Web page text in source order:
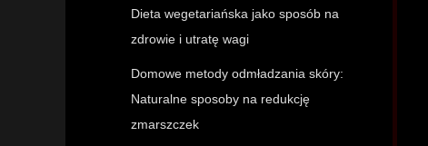
Dieta wegetariańska jako sposób na
zdrowie i utratę wagi
Domowe metody odmładzania skóry:
Naturalne sposoby na redukcję
zmarszczek